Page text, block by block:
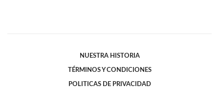
NUESTRA HISTORIA
TÉRMINOS Y CONDICIONES
POLITICAS DE PRIVACIDAD